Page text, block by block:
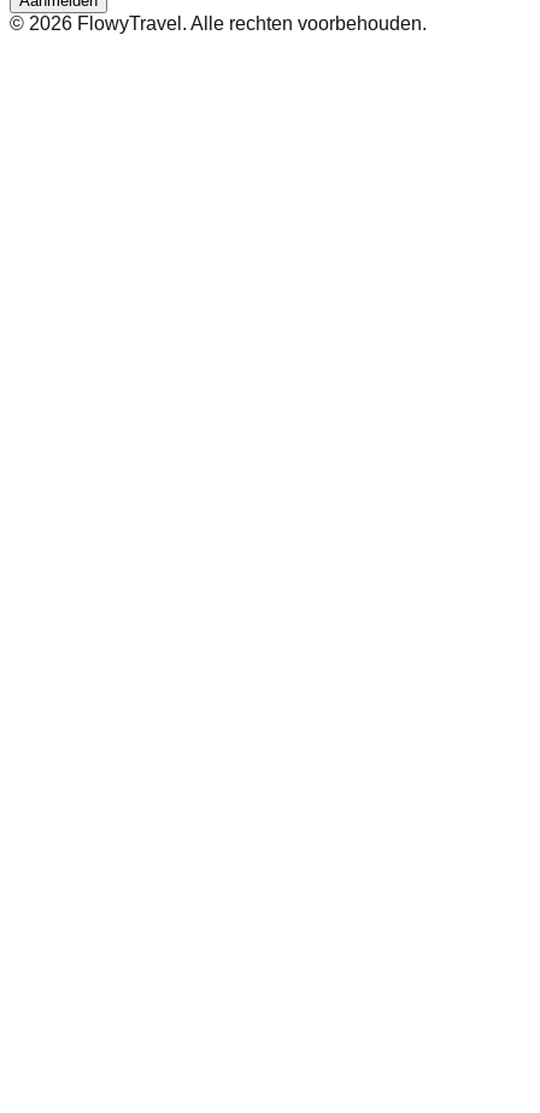
© 2026 FlowyTravel. Alle rechten voorbehouden.